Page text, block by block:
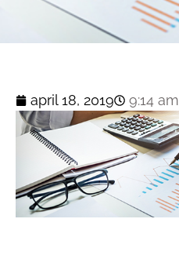
april 18, 2019 9:14 am